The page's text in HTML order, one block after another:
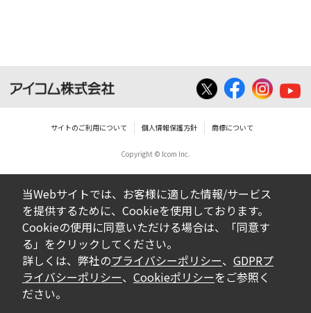
ダウンロードした取扱説明書等に使用され
の転用は一切出来ません。
ダウンロードした取扱説明書およびその他す
べての掲載物の変更は一切行わないでくださ
い。お客様による内容の変更により、何らか
の欠陥が生じたとしても、弊社では一切の保
証をいたしません。また、内容の変更の結
果、万一お客様に損害が生じたとしても、弊
社及び販売店等は一切の責任を負いません。
掲載の取扱説明書等は、製品発売当時の内容
サイトのご利用について 個人情報保護方針 商標について
Copyright © Icom Inc.
当Webサイトでは、お客様に適した情報/サービス
を提供するために、Cookieを使用しております。
Cookieの使用に同意いただける場合は、「同意す
る」をクリックしてください。
詳しくは、弊社のプライバシーポリシー、 GDPRプ
ライバシーポリシー、 Cookieポリシーをご参照く
ださい。